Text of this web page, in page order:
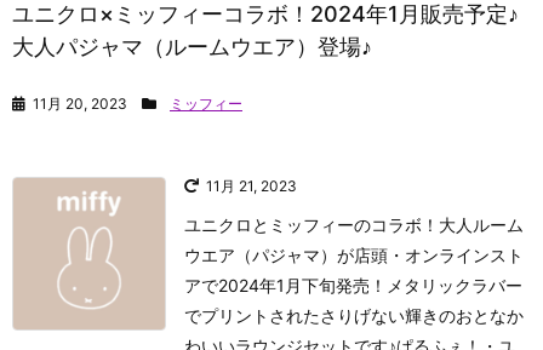
ユニクロ×ミッフィーコラボ！2024年1月販売予定♪
大人パジャマ（ルームウエア）登場♪
11月 20, 2023 ミッフィー
11月 21, 2023
ユニクロとミッフィーのコラボ！大人ルーム
ウエア（パジャマ）が店頭・オンラインスト
アで2024年1月下旬発売！メタリックラバー
でプリントされたさりげない輝きのおとなか
わいいラウンジセットです♪ぱるふぇ！
・ユ